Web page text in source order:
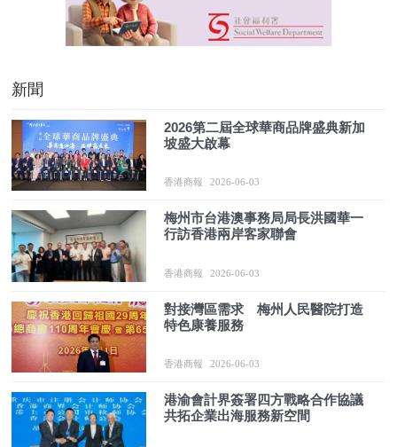
新聞
2026第二屆全球華商品牌盛典新加
坡盛大啟幕
香港商報 2026-06-03
梅州市台港澳事務局局長洪國華一
行訪香港兩岸客家聯會
香港商報 2026-06-03
對接灣區需求 梅州人民醫院打造
特色康養服務
香港商報 2026-06-03
港渝會計界簽署四方戰略合作協議
共拓企業出海服務新空間